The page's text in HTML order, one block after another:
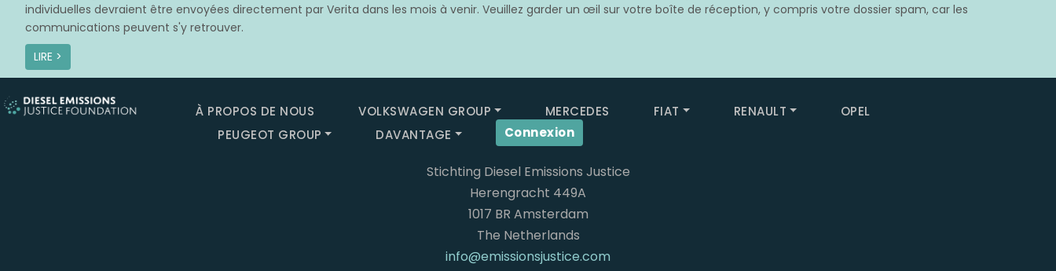
individuelles devraient être envoyées directement par Verita dans les mois à venir. Veuillez garder un œil sur votre boîte de réception, y compris votre dossier spam, car les
communications peuvent s'y retrouver.
LIRE >
À PROPOS DE NOUS VOLKSWAGEN GROUP MERCEDES FIAT RENAULT
OPEL
PEUGEOT GROUP
DAVANTAGE Connexion
Stichting Diesel Emissions Justice
Herengracht 449A
1017 BR Amsterdam
The Netherlands
info@emissionsjustice.com